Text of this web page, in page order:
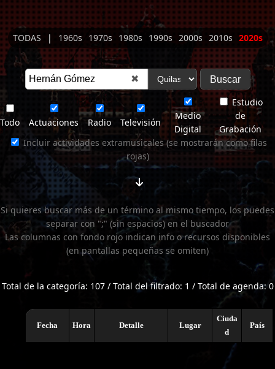
TODAS | 1960s 1970s 1980s 1990s 2000s 2010s 2020s
✖
Todo Actuaciones Radio Televisión
Medio
Digital
Estudio
de
Grabación
Incluir actividades extramusicales (se mostrarán como filas
rojas)
Si quieres buscar más de un término al mismo tiempo, los puedes
separar con ";" (sin espacios) en el buscador
Las columnas con fondo rojo indican info o recursos disponibles
(en pantallas pequeñas se omiten)
Total de la categoría: 107 / Total del filtrado: 1 / Total de agenda: 0
Fecha Hora Detalle Lugar
Ciuda
d
País